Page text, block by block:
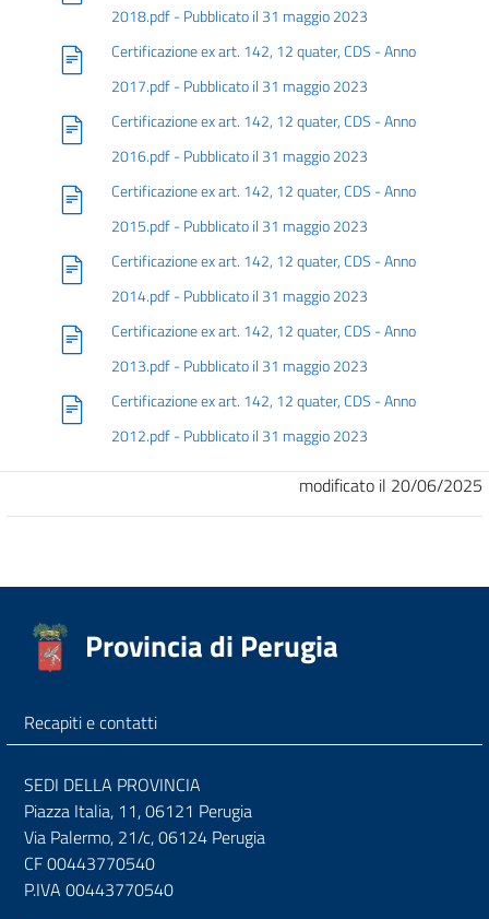
2018.pdf - Pubblicato il 31 maggio 2023
Certificazione ex art. 142, 12 quater, CDS - Anno
2017.pdf - Pubblicato il 31 maggio 2023
Certificazione ex art. 142, 12 quater, CDS - Anno
2016.pdf - Pubblicato il 31 maggio 2023
Certificazione ex art. 142, 12 quater, CDS - Anno
2015.pdf - Pubblicato il 31 maggio 2023
Certificazione ex art. 142, 12 quater, CDS - Anno
2014.pdf - Pubblicato il 31 maggio 2023
Certificazione ex art. 142, 12 quater, CDS - Anno
2013.pdf - Pubblicato il 31 maggio 2023
Certificazione ex art. 142, 12 quater, CDS - Anno
2012.pdf - Pubblicato il 31 maggio 2023
modificato il 20/06/2025
Provincia di Perugia
Recapiti e contatti
SEDI DELLA PROVINCIA
Piazza Italia, 11, 06121 Perugia
Via Palermo, 21/c, 06124 Perugia
CF 00443770540
P.IVA 00443770540